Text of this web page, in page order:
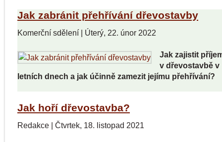
Jak zabránit přehřívání dřevostavby
Komerční sdělení| Úterý, 22. únor 2022
Jak zajistit
v dřevostavbě
letních dnech a jak účinně zamezit jejímu přehřívání?
Jak hoří dřevostavba?
Redakce | Čtvrtek, 18. listopad 2021